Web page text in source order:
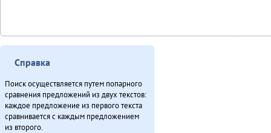
Справка
Поиск осуществляется путем попарного
сравнения предложений из двух текстов:
каждое предложение из первого текста
сравнивается с каждым предложением
из второго.